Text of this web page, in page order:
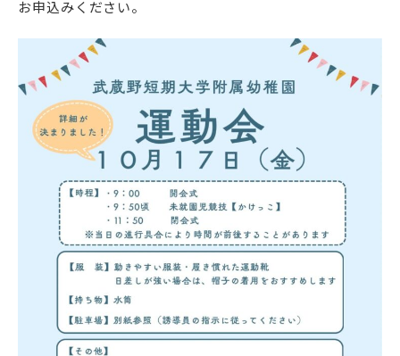
武蔵野学院
武蔵野学院大学
武蔵野短期大学
武蔵野中学校 高等学校
お申込みください。